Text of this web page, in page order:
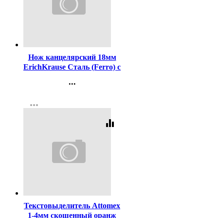
Нож канцелярский 18мм
ErichKrause Сталь (Ferro) с
лезвия металлический
...
Регистрация
more_horiz
equalizer
Текстовыделитель Attomex
1-4мм скошенный оранж